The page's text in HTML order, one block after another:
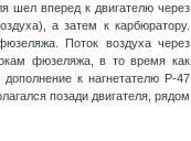
шел вперед к двигателю через
а затем к карбюратору.
Поток воздуха через
фюзеляжа, в то время как
к нагнетателю Р-47
позади двигателя, рядом